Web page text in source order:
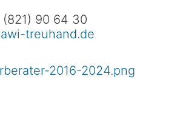
90 64 30
treuhand.de